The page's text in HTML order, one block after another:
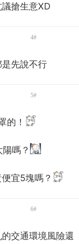
搶生意XD
4#
先說不行
5#
的！
嗎？
宜5塊嗎？
6#
交通環境風險還